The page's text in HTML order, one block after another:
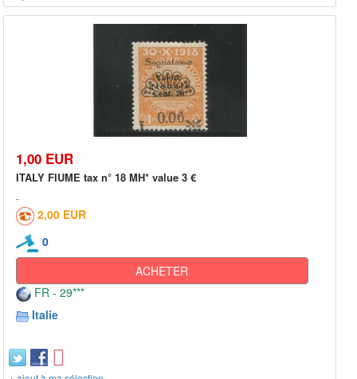
1,00 EUR
ITALY FIUME tax n° 18 MH* value 3 €
2,00 EUR
0
ACHETER
FR - 29***
Italie